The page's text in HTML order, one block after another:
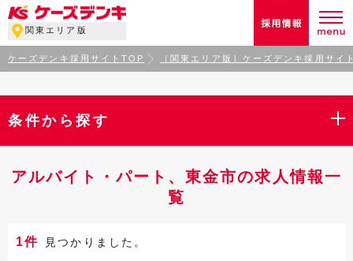
関東エリア版
ケーズデンキ採用サイトTOP ［関東エリア版］ケーズデンキ採用サイ
条件から探す
アルバイト・パート、東金市の求人情報一
覧
1件 見つかりました。